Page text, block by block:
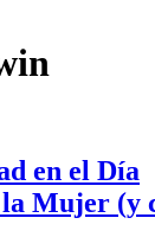
en el Día
Mujer (y